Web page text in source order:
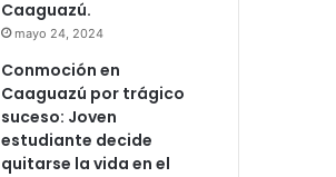
Caaguazú.
mayo 24, 2024
Conmoción en
Caaguazú por trágico
suceso: Joven
estudiante decide
quitarse la vida en el